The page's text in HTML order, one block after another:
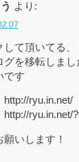
より:
して頂いてる、
グを移転しま
です
ryu.in.net/
ryu.in.net/
願いします！